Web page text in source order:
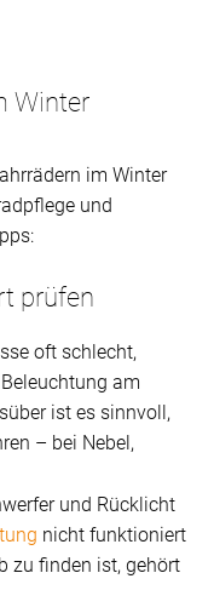
Winter
im Winter
und
prüfen
oft schlecht,
am
ist es sinnvoll,
– bei Nebel,
und Rücklicht
nicht funktioniert
zu finden ist, gehört